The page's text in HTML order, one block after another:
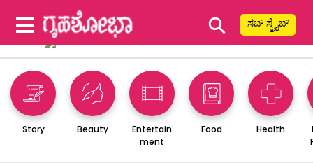
⚲ ಸಬ್ ಸ್ಕ್ರೈಬ್
Story Beauty
Entertain
ment
Food Health